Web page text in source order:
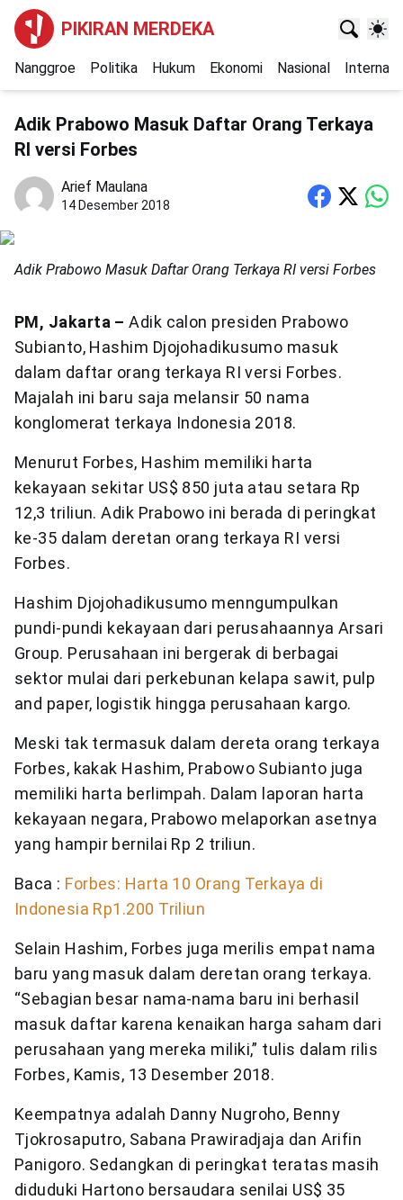
PIKIRAN MERDEKA
Nanggroe Politika Hukum Ekonomi Nasional
Adik Prabowo Masuk Daftar Orang Terkaya
RI versi Forbes
Arief Maulana
14 Desember 2018
Adik Prabowo Masuk Daftar Orang Terkaya RI versi Forbes
PM, Jakarta – Adik calon presiden Prabowo
Subianto, Hashim Djojohadikusumo masuk
dalam daftar orang terkaya RI versi Forbes.
Majalah ini baru saja melansir 50 nama
konglomerat terkaya Indonesia 2018.
Menurut Forbes, Hashim memiliki harta
kekayaan sekitar US$ 850 juta atau setara Rp
12,3 triliun. Adik Prabowo ini berada di peringkat
ke-35 dalam deretan orang terkaya RI versi
Forbes.
Hashim Djojohadikusumo menngumpulkan
pundi-pundi kekayaan dari perusahaannya Arsari
Group. Perusahaan ini bergerak di berbagai
sektor mulai dari perkebunan kelapa sawit, pulp
and paper, logistik hingga perusahaan kargo.
Meski tak termasuk dalam dereta orang terkaya
Forbes, kakak Hashim, Prabowo Subianto juga
memiliki harta berlimpah. Dalam laporan harta
kekayaan negara, Prabowo melaporkan asetnya
yang hampir bernilai Rp 2 triliun.
Baca : Forbes: Harta 10 Orang Terkaya di
Indonesia Rp1.200 Triliun
Selain Hashim, Forbes juga merilis empat nama
baru yang masuk dalam deretan orang terkaya.
“Sebagian besar nama-nama baru ini berhasil
masuk daftar karena kenaikan harga saham dari
perusahaan yang mereka miliki,” tulis dalam rilis
Forbes, Kamis, 13 Desember 2018.
Keempatnya adalah Danny Nugroho, Benny
Tjokrosaputro, Sabana Prawiradjaja dan Arifin
Panigoro. Sedangkan di peringkat teratas masih
diduduki Hartono bersaudara senilai US$ 35